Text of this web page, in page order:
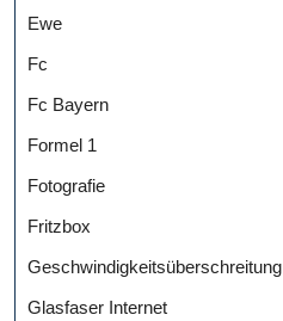
Ewe
Fc
Fc Bayern
Formel 1
Fotografie
Fritzbox
Geschwindigkeitsüberschreitung
Glasfaser Internet